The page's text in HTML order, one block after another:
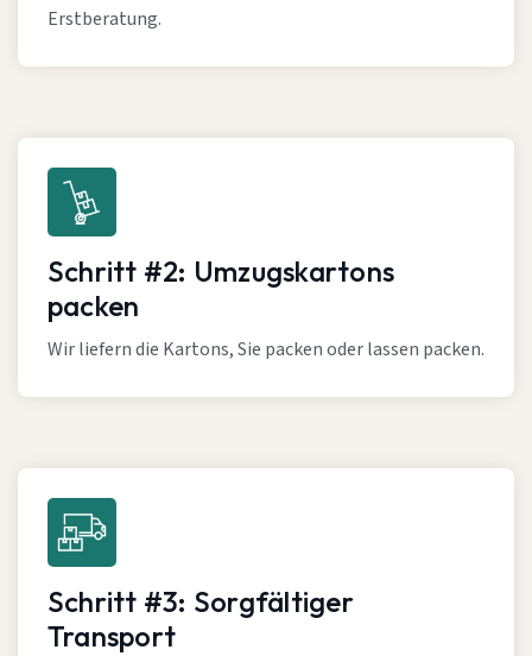
Erstberatung.
Schritt #2: Umzugskartons
packen
Wir liefern die Kartons, Sie packen oder lassen packen.
Schritt #3: Sorgfältiger
Transport